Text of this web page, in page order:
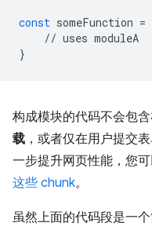
const someFunction =
// uses moduleA
}
构成模块的代码不会包
载 ，或者仅在用户提交
一步提升网页性能，您
这些 chunk。
虽然上面的代码段是一